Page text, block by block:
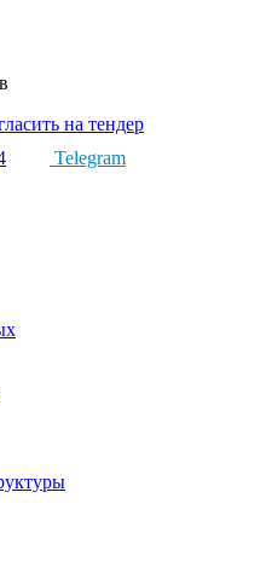
на тендер
Telegram